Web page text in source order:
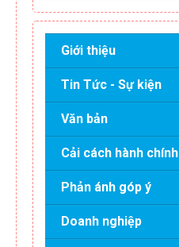
Giới thiệu
Tin Tức - Sự kiện
Văn bản
Cải cách hành chính
Phản ánh góp ý
Doanh nghiệp